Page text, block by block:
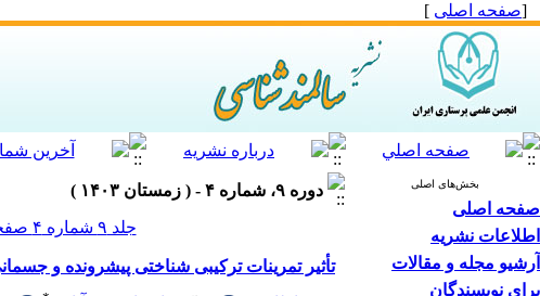
[صفحه اصلی ]
بخش‌های اصلی
صفحه اصلی
اطلاعات نشریه
آرشیو مجله و مقالات
برای نویسندگان
دوره ۹، شماره ۴ - ( زمستان ۱۴۰۳ )
جلد ۹ شماره ۴ صفحات ۸۴-۷۴
تأثیر تمرینات ترکیبی شناختی پیشرونده و